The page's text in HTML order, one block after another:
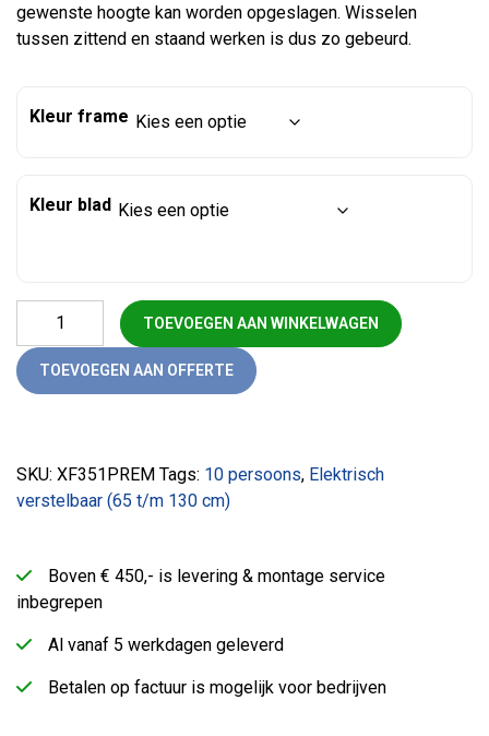
gewenste hoogte kan worden opgeslagen. Wisselen
tussen zittend en staand werken is dus zo gebeurd.
Kleur frame
Kleur blad
Vergadertafel zit-sta professional elektrisch verstelbaar
TOEVOEGEN AAN WINKELWAGEN
TOEVOEGEN AAN OFFERTE
SKU: XF351PREM Tags: 10 persoons, Elektrisch
verstelbaar (65 t/m 130 cm)
Boven € 450,- is levering & montage service
inbegrepen
Al vanaf 5 werkdagen geleverd
Betalen op factuur is mogelijk voor bedrijven